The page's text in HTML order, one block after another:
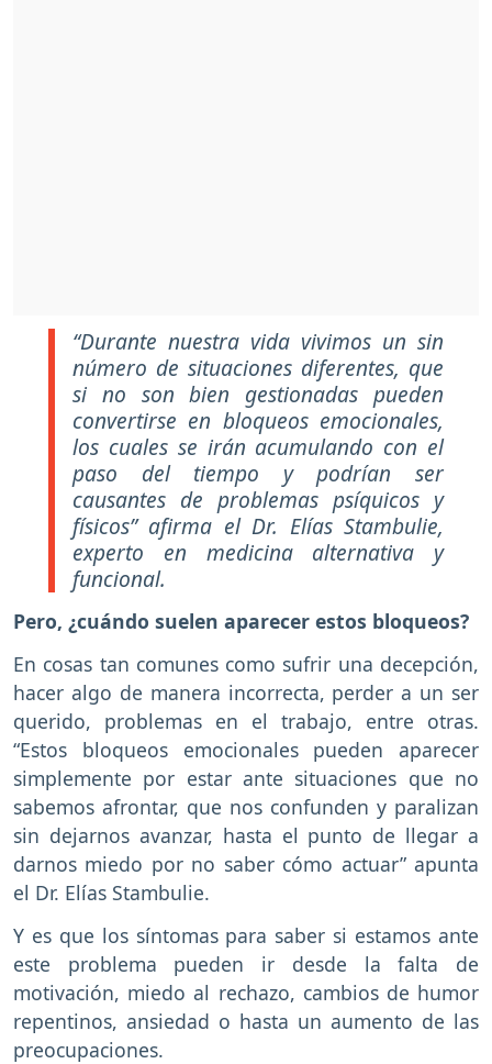
“Durante nuestra vida vivimos un sin
número de situaciones diferentes, que
si no son bien gestionadas pueden
convertirse en bloqueos emocionales,
los cuales se irán acumulando con el
paso del tiempo y podrían ser
causantes de problemas psíquicos y
físicos” afirma el Dr. Elías Stambulie,
experto en medicina alternativa y
funcional.
Pero, ¿cuándo suelen aparecer estos bloqueos?
En cosas tan comunes como sufrir una decepción,
hacer algo de manera incorrecta, perder a un ser
querido, problemas en el trabajo, entre otras.
“Estos bloqueos emocionales pueden aparecer
simplemente por estar ante situaciones que no
sabemos afrontar, que nos confunden y paralizan
sin dejarnos avanzar, hasta el punto de llegar a
darnos miedo por no saber cómo actuar” apunta
el Dr. Elías Stambulie.
Y es que los síntomas para saber si estamos ante
este problema pueden ir desde la falta de
motivación, miedo al rechazo, cambios de humor
repentinos, ansiedad o hasta un aumento de las
preocupaciones.